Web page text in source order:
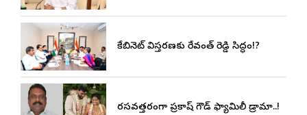
కేబినెట్ విస్తరణకు రేవంత్ రెడ్డి సిద్ధం!?
రసవత్తరంగా ప్రకాష్ గౌడ్ ఫ్యామిలీ డ్రామా..!